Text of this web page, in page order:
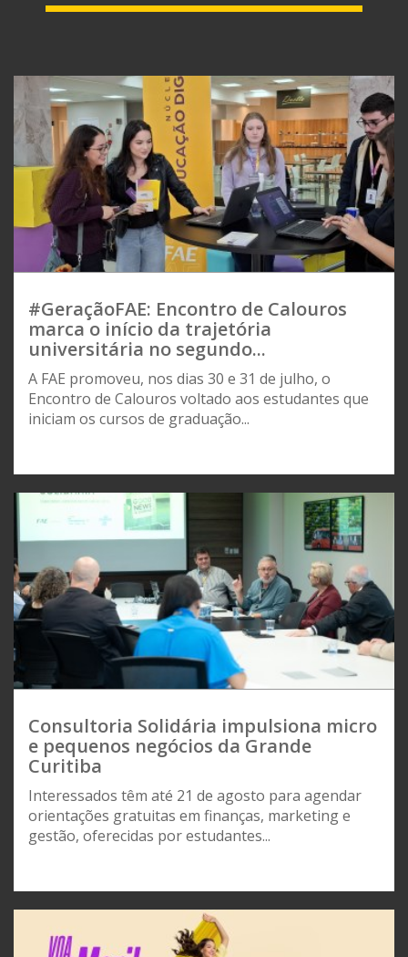
#GeraçãoFAE: Encontro de Calouros
marca o início da trajetória
universitária no segundo...
A FAE promoveu, nos dias 30 e 31 de julho, o
Encontro de Calouros voltado aos estudantes que
iniciam os cursos de graduação...
Consultoria Solidária impulsiona micro
e pequenos negócios da Grande
Curitiba
Interessados têm até 21 de agosto para agendar
orientações gratuitas em finanças, marketing e
gestão, oferecidas por estudantes...